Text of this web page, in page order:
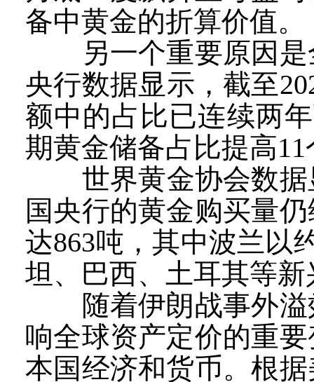
备中黄金的折算价值。
另一个重要原因是
央行数据显示，截至
额中的占比已连续两
期黄金储备占比提高
世界黄金协会数据
国央行的黄金购买量
达863吨，其中波兰以
坦、巴西、土耳其等
随着伊朗战事外溢
响全球资产定价的重
本国经济和货币。根